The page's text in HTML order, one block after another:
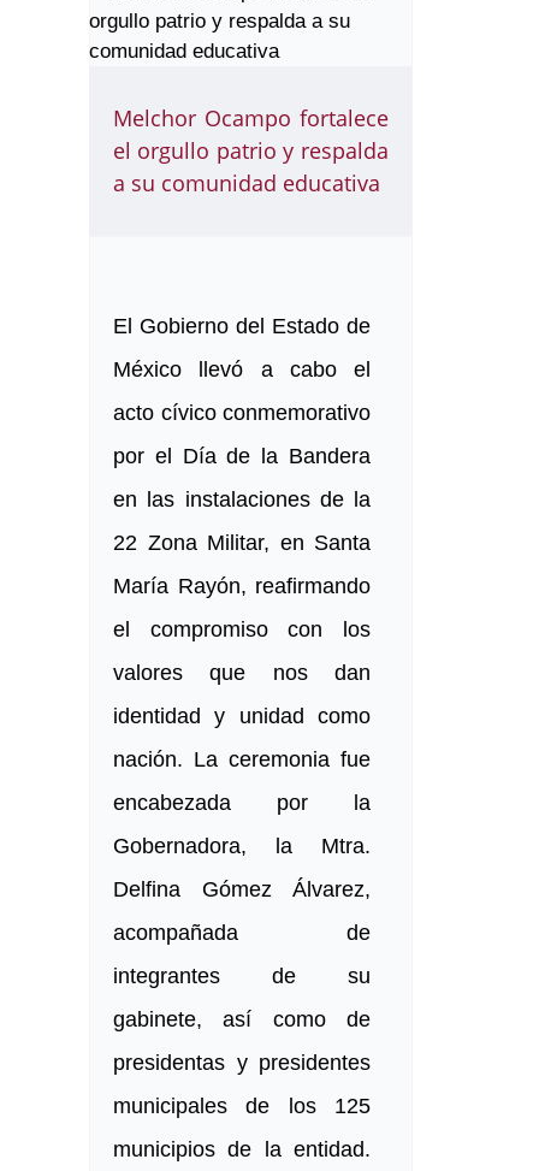
Melchor Ocampo fortalece
el orgullo patrio y respalda
a su comunidad educativa
El Gobierno del Estado de
México llevó a cabo el
acto cívico conmemorativo
por el Día de la Bandera
en las instalaciones de la
22 Zona Militar, en Santa
María Rayón, reafirmando
el compromiso con los
valores que nos dan
identidad y unidad como
nación. La ceremonia fue
encabezada por la
Gobernadora, la Mtra.
Delfina Gómez Álvarez,
acompañada de
integrantes de su
gabinete, así como de
presidentas y presidentes
municipales de los 125
municipios de la entidad.